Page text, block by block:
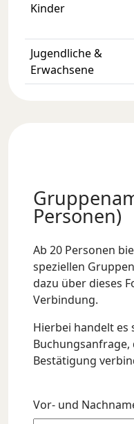
Kinder
Jugendliche &
Erwachsene
Personen)
Ab 20 Personen
speziellen
dazu über dieses
Verbindung.
Hierbei handelt es
Bestätigung
Vor- und